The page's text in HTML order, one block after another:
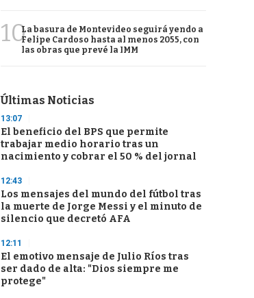
10La basura de Montevideo seguirá yendo a
Felipe Cardoso hasta al menos 2055, con
las obras que prevé la IMM
Últimas Noticias
13:07
El beneficio del BPS que permite
trabajar medio horario tras un
nacimiento y cobrar el 50 % del jornal
12:43
Los mensajes del mundo del fútbol tras
la muerte de Jorge Messi y el minuto de
silencio que decretó AFA
12:11
El emotivo mensaje de Julio Ríos tras
ser dado de alta: "Dios siempre me
protege"